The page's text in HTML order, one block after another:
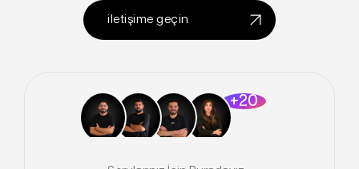
iletişime geçin
+20